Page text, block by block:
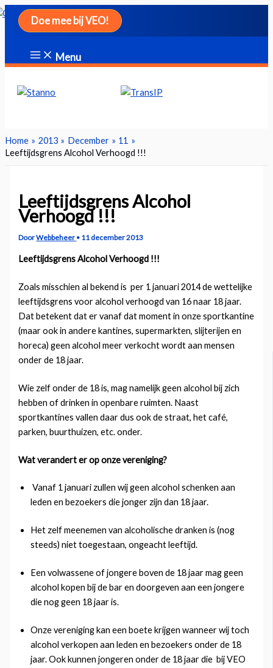
Ga
naar
inhoud
Doe mee bij VEO!
Menu
Home 2013 December
11
Leeftijdsgrens Alcohol Verhoogd !!!
Leeftijdsgrens Alcohol
Verhoogd !!!
DoorWebbeheer • 11 december 2013
Leeftijdsgrens Alcohol Verhoogd !!!
Zoals misschien al bekend is per 1 januari 2014 de wettelijke
leeftijdsgrens voor alcohol verhoogd van 16 naar 18 jaar.
Dat betekent dat er vanaf dat moment in onze sportkantine
(maar ook in andere kantines, supermarkten, slijterijen en
horeca) geen alcohol meer verkocht wordt aan mensen
onder de 18 jaar.
Wie zelf onder de 18 is, mag namelijk geen alcohol bij zich
hebben of drinken in openbare ruimten. Naast
sportkantines vallen daar dus ook de straat, het café,
parken, buurthuizen, etc. onder.
Wat verandert er op onze vereniging?
Vanaf 1 januari zullen wij geen alcohol schenken aan
leden en bezoekers die jonger zijn dan 18 jaar.
Het zelf meenemen van alcoholische dranken is (nog
steeds) niet toegestaan, ongeacht leeftijd.
Een volwassene of jongere boven de 18 jaar mag geen
alcohol kopen bij de bar en doorgeven aan een jongere
die nog geen 18 jaar is.
Onze vereniging kan een boete krijgen wanneer wij toch
alcohol verkopen aan leden en bezoekers onder de 18
jaar. Ook kunnen jongeren onder de 18 jaar die bij VEO